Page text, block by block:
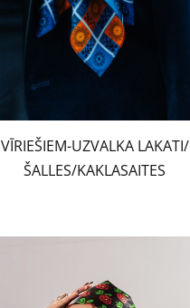
VĪRIEŠIEM-UZVALKA LAKATI/
ŠALLES/KAKLASAITES